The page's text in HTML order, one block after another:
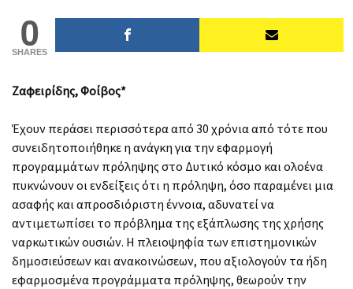
0
SHARES
Ζαφειρίδης, Φoίβος*
Έχουν περάσει περισσότερα από 30 χρόνια από τότε που
συνειδητοποιήθηκε η ανάγκη για την εφαρμογή
προγραμμάτων πρόληψης στο Δυτικό κόσμο και ολοένα
πυκνώνουν οι ενδείξεις ότι η πρόληψη, όσο παραμένει μια
ασαφής και απροσδιόριστη έννοια, αδυνατεί να
αντιμετωπίσει το πρόβλημα της εξάπλωσης της χρήσης
ναρκωτικών ουσιών. Η πλειοψηφία των επιστημονικών
δημοσιεύσεων και ανακοινώσεων, που αξιολογούν τα ήδη
εφαρμοσμένα προγράμματα πρόληψης, θεωρούν την